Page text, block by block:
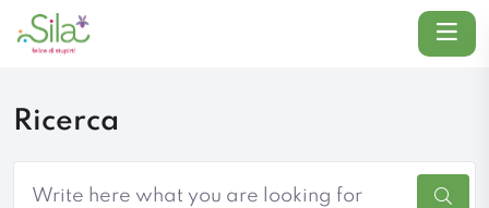
Menu
Ricerca